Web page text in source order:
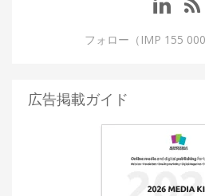
フォロー（IMP 155 000
広告掲載ガイド